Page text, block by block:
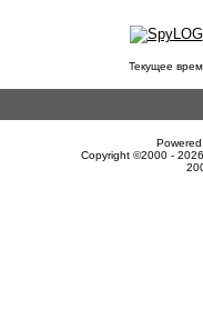
Текущее
Copyright ©2000 -